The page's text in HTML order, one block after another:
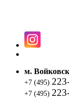
м.
+7 (495)
+7 (495)